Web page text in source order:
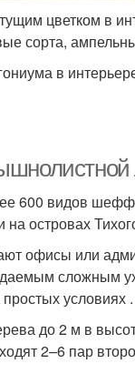
цветком в
сорта,
в
600 видов
островах
офисы или
сложным
условиях .
до 2 м в
2–6 пар